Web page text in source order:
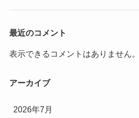
最近のコメント
表示できるコメントはありません。
アーカイブ
2026年7月